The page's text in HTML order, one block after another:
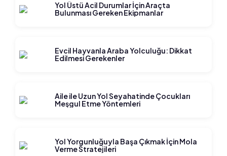
Yol Üstü Acil Durumlar İçin Araçta
Bulunması Gereken Ekipmanlar
Evcil Hayvanla Araba Yolculuğu: Dikkat
Edilmesi Gerekenler
Aile ile Uzun Yol Seyahatinde Çocukları
Meşgul Etme Yöntemleri
Yol Yorgunluğuyla Başa Çıkmak İçin Mola
Verme Stratejileri